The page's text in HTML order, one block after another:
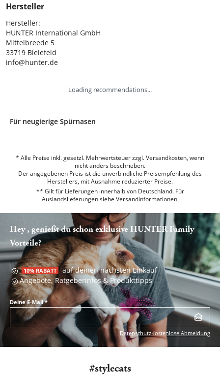
Hersteller
Hersteller:
HUNTER International GmbH
Mittelbreede 5
33719 Bielefeld
info@hunter.de
Loading recommendations...
Für neugierige Spürnasen
* Alle Preise inkl. gesetzl. Mehrwertsteuer zzgl. Versandkosten, wenn
nicht anders beschrieben.
Der angegebenen Preis ist die unverbindliche Preisempfehlung des
Herstellers, mit Ausnahme reduzierter Preise.
** Gilt für Lieferungen innerhalb von Deutschland. Für
Auslandslieferungen siehe Versandinformationen.
Hey , genießt du schon exklusive HUNTER Family
Vorteile?
10% RABATT auf deinen nächsten Einkauf
Angebote, Ratgeberinfos & Produkttipps
Deine E-Mail*
DatenschutzKostenlose Abmeldung
#stylecats